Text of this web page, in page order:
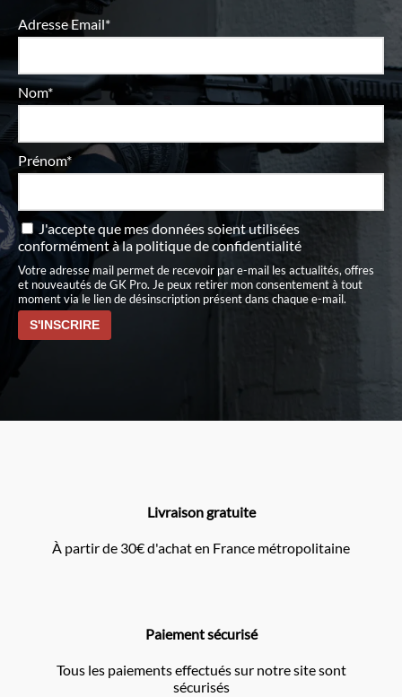
Adresse Email*
Nom*
Prénom*
J'accepte que mes données soient utilisées
conformément àla politique de confidentialité
Votre adresse mail permet de recevoir par e-mail les actualités, offres
et nouveautés de GK Pro. Je peux retirer mon consentement à tout
moment via le lien de désinscription présent dans chaque e-mail.
Livraison gratuite
À partir de 30€ d'achat en France métropolitaine
Paiement sécurisé
Tous les paiements effectués sur notre site sont
sécurisés